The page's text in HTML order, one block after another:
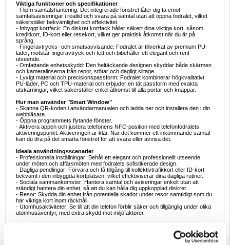
Viktiga funktioner och specifikationer
- Flipfri samtalshantering: Det integrerade fönstret låter dig ta emot
samtalsaviseringar i realtid och svara på samtal utan att öppna fodralet, vilket
säkerställer bekvämlighet och effektivitet.
- Inbyggt kortfack: En diskret kortfack håller säkert dina viktiga kort, såsom
kreditkort, ID-kort eller resekort, vilket ger praktisk åtkomst när du är på
språng.
- Fingeravtrycks- och smutsavvisande: Fodralet är tillverkat av premium PU-
läder, motstår fingeravtryck och fett och bibehåller ett elegant och rent
utseende.
- Omfattande enhetsskydd: Den heltäckande designen skyddar både skärmen
och kameralinserna från repor, stötar och dagligt slitage.
- Lyxigt material och precisionspassform: Fodralet kombinerar högkvalitativt
PU-läder, PC och TPU-material och erbjuder en tät passform med exakta
utskärningar, vilket säkerställer enkel åtkomst till alla portar och knappar.
Hur man använder "Smart Window"
- Skanna QR-koden i användarmanualen och ladda ner och installera den i din
webbläsare.
- Öppna programmets flytande fönster.
- Aktivera appen och justera telefonens NFC-position med telefonfodralets
aktiveringspunkt. Aktiveringen är klar. När det kommer ett inkommande samtal
kan du dra på det smarta fönstret för att svara eller avvisa det.
Ideala användningsscenarier
- Professionella inställningar: Behåll ett elegant och professionellt utseende
under möten och affärsmöten med fodralets sofistikerade design.
- Dagliga pendlingar: Förvara och få tillgång till kollektivtrafikkort eller ID-kort
bekvämt i den inbyggda kortplatsen, vilket effektiviserar dina dagliga rutiner.
- Sociala sammankomster: Hantera samtal och aviseringar enkelt utan att
ständigt hantera din enhet, så att du kan hålla dig uppkopplad diskret.
- Resor: Skydda din enhet från potentiella skador under resor samtidigt som du
har viktiga kort inom räckhåll.
- Utomhusaktiviteter: Se till att din telefon förblir säker och tillgänglig under olika
utomhusäventyr, med extra skydd mot miljöfaktorer.
- Förbättrad funktionalitet: Det smarta visningsfönstret och de flipfria
samtalshanteringsfunktionerna ger en sömlös användarupplevelse, vilket
minskar behovet av att öppna fodralet för grundläggande interaktioner.